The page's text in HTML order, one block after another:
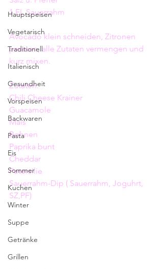
Hauptspeisen
Vegetarisch
Traditionell
Italienisch
Gesundheit
Vorspeisen
Backwaren
Pasta
Eis
Sommer
Kuchen
Winter
Suppe
Getränke
Grillen
1 EL Sauerrahm
Avocado klein schneiden, Zitronen
pressen, alle Zutaten vermengen und
kurz mixen.
Zutaten:
Chili Cheese Krainer
Guacamole
Mais
Bohnen
Paprika bunt
Cheddar
Petersilie
Sauerrahm-Dip ( Sauerrahm, Joguhrt,
SZ,PF)